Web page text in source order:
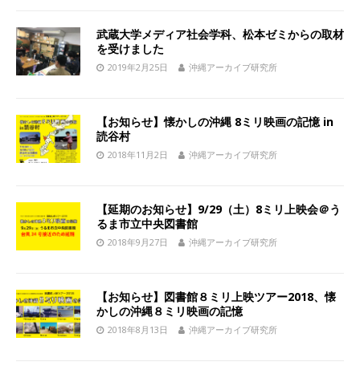
武蔵大学メディア社会学科、松本ゼミからの取材
を受けました
2019年2月25日 沖縄アーカイブ研究所
【お知らせ】懐かしの沖縄 8ミリ映画の記憶 in
読谷村
2018年11月2日 沖縄アーカイブ研究所
【延期のお知らせ】9/29（土）8ミリ上映会＠う
るま市立中央図書館
2018年9月27日 沖縄アーカイブ研究所
【お知らせ】図書館８ミリ上映ツアー2018、懐
かしの沖縄８ミリ映画の記憶
2018年8月13日 沖縄アーカイブ研究所